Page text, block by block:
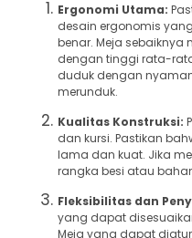
Ergonomi Utama:
desain ergonomis
benar. Meja sebaiknya
dengan tinggi rata-
duduk dengan
merunduk.
Kualitas Konstruksi:
dan kursi. Pastikan
lama dan kuat. Jika
rangka besi atau
Fleksibilitas dan
yang dapat
Meja yang dapat